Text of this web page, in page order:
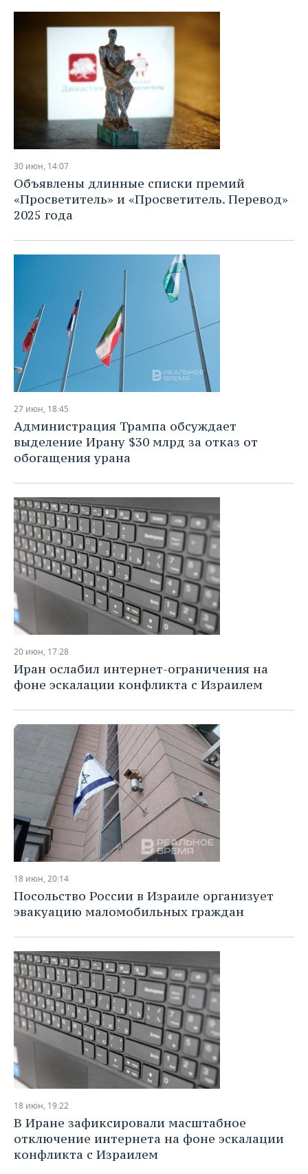
30 июн, 14:07
Объявлены длинные списки премий
«Просветитель» и «Просветитель. Перевод»
2025 года
27 июн, 18:45
Администрация Трампа обсуждает
выделение Ирану $30 млрд за отказ от
обогащения урана
20 июн, 17:28
Иран ослабил интернет-ограничения на
фоне эскалации конфликта с Израилем
18 июн, 20:14
Посольство России в Израиле организует
эвакуацию маломобильных граждан
18 июн, 19:22
В Иране зафиксировали масштабное
отключение интернета на фоне эскалации
конфликта с Израилем